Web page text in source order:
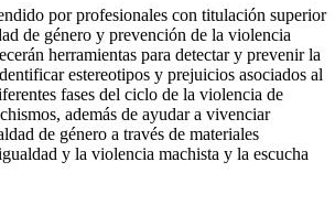
por profesionales con titulación superior
de género y prevención de la violencia
herramientas para detectar y prevenir la
estereotipos y prejuicios asociados al
fases del ciclo de la violencia de
además de ayudar a vivenciar
de género a través de materiales
y la violencia machista y la escucha